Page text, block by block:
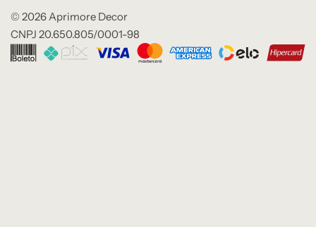
© 2026 Aprimore Decor
CNPJ 20.650.805/0001-98